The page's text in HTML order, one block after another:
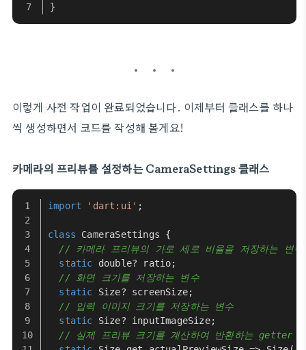
}
이렇게 사전 작업이 완료되었습니다. 이제부터 클래스를 하나
씩 생성하면서 코드를 작성해 볼게요!
카메라의 프리뷰를 설정하는 CameraSettings 클래스
import 'dart:ui' ;
class CameraSettings {
// 카메라 프리뷰의 가로 세로 비율을 저장하는 변수
static double? ratio;
// 화면 크기를 저장하는 변수
static
Size? screenSize;
// 입력 이미지 크기를 저장하는 변수
static
Size? inputImageSize;
// 실제 프리뷰 크기를 계산하여 반환하는 getter